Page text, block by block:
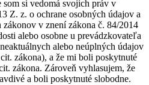
som si vedomá svojich práv v
Z. z. o ochrane osobných údajov a
v znení zákona č. 84/2014
alebo osobne u prevádzkovateľa
alebo neúplných údajov
zákona), a že mi boli poskytnuté
zákona. Zároveň vyhlasujem, že
a boli poskytnuté slobodne.